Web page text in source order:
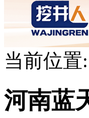
当前位置:
河南蓝